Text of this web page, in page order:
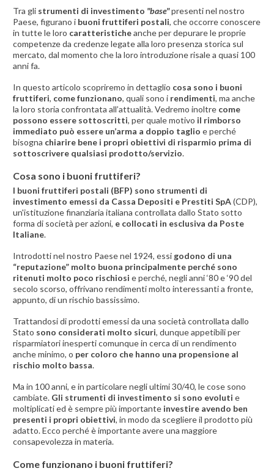
Tra gli strumenti di investimento "base"presenti nel nostro
Paese, figurano i buoni fruttiferi postali, che occorre conoscere
in tutte le loro caratteristicheanche per depurare le proprie
competenze da credenze legate alla loro presenza storica sul
mercato, dal momento che la loro introduzione risale a quasi 100
anni fa.
In questo articolo scopriremo in dettaglio cosa sono i buoni
fruttiferi, come funzionano, quali sono i rendimenti, ma anche
la loro storia confrontata all’attualità. Vedremo inoltre come
possono essere sottoscritti, per quale motivo il rimborso
immediato può essere un’arma a doppio taglio e perché
bisogna chiarire bene i propri obiettivi di risparmio prima di
sottoscrivere qualsiasi prodotto/servizio.
Cosa sono i buoni fruttiferi?
I buoni fruttiferi postali (BFP) sono strumenti di
investimento emessi da Cassa Depositi e Prestiti SpA(CDP),
un'istituzione finanziaria italiana controllata dallo Stato sotto
forma di società per azioni, e collocati in esclusiva da Poste
Italiane.
Introdotti nel nostro Paese nel 1924, essi godono di una
“reputazione” molto buona principalmente perché sono
ritenuti molto poco rischiosi e perché, negli anni ‘80 e ‘90 del
secolo scorso, offrivano rendimenti molto interessanti a fronte,
appunto, di un rischio bassissimo.
Trattandosi di prodotti emessi da una società controllata dallo
Stato sono considerati molto sicuri, dunque appetibili per
risparmiatori inesperti comunque in cerca di un rendimento
anche minimo, o per coloro che hanno una propensione al
rischio molto bassa.
Ma in 100 anni, e in particolare negli ultimi 30/40, le cose sono
cambiate. Gli strumenti di investimento si sono evoluti e
moltiplicati ed è sempre più importante investire avendo ben
presenti i propri obiettivi, in modo da scegliere il prodotto più
adatto. Ecco perché è importante avere una maggiore
consapevolezza in materia.
Come funzionano i buoni fruttiferi?